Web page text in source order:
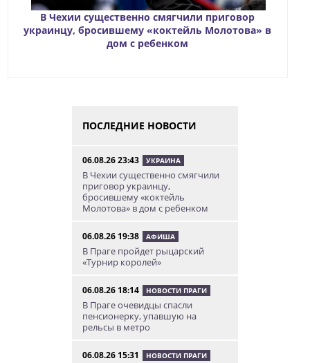
В Чехии существенно смягчили приговор
украинцу, бросившему «коктейль Молотова» в
дом с ребенком
ПОСЛЕДНИЕ НОВОСТИ
06.08.26 23:43 УКРАИНА
В Чехии существенно смягчили
приговор украинцу,
бросившему «коктейль
Молотова» в дом с ребенком
06.08.26 19:38 АФИША
В Праге пройдет рыцарский
«Турнир королей»
06.08.26 18:14 НОВОСТИ ПРАГИ
В Праге очевидцы спасли
пенсионерку, упавшую на
рельсы в метро
06.08.26 15:31 НОВОСТИ ПРАГИ